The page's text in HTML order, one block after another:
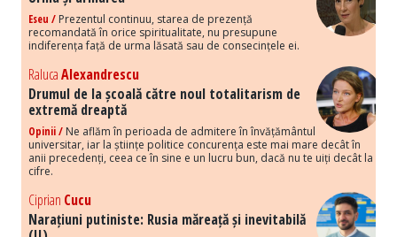
Eseu / Prezentul continuu, starea de prezență
recomandată în orice spiritualitate, nu presupune
indiferența față de urma lăsată sau de consecințele ei.
RalucaAlexandrescu
Drumul de la școală către noul totalitarism de
extremă dreaptă
Opinii / Ne aflăm în perioada de admitere în învățământul
universitar, iar la științe politice concurența este mai mare decât în
anii precedenți, ceea ce în sine e un lucru bun, dacă nu te uiți decât la
cifre.
Ciprian Cucu
Narațiuni putiniste: Rusia măreață și inevitabilă